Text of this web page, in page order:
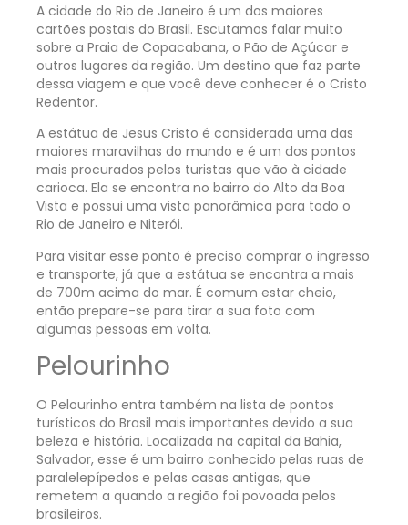
A cidade do Rio de Janeiro é um dos maiores
cartões postais do Brasil. Escutamos falar muito
sobre a Praia de Copacabana, o Pão de Açúcar e
outros lugares da região. Um destino que faz parte
dessa viagem e que você deve conhecer é o Cristo
Redentor.
A estátua de Jesus Cristo é considerada uma das
maiores maravilhas do mundo e é um dos pontos
mais procurados pelos turistas que vão à cidade
carioca. Ela se encontra no bairro do Alto da Boa
Vista e possui uma vista panorâmica para todo o
Rio de Janeiro e Niterói.
Para visitar esse ponto é preciso comprar o ingresso
e transporte, já que a estátua se encontra a mais
de 700m acima do mar. É comum estar cheio,
então prepare-se para tirar a sua foto com
algumas pessoas em volta.
Pelourinho
O Pelourinho entra também na lista de pontos
turísticos do Brasil mais importantes devido a sua
beleza e história. Localizada na capital da Bahia,
Salvador, esse é um bairro conhecido pelas ruas de
paralelepípedos e pelas casas antigas, que
remetem a quando a região foi povoada pelos
brasileiros.